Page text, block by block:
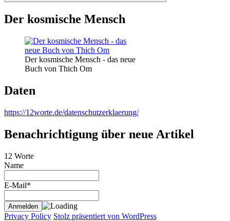
Der kosmische Mensch
Der kosmische Mensch - das neue
Buch von Thich Om
Daten
https://12worte.de/datenschutzerklaerung/
Benachrichtigung über neue Artikel
12 Worte
Name
E-Mail*
Privacy Policy Stolz präsentiert von WordPress